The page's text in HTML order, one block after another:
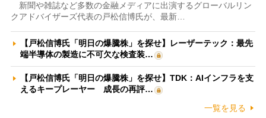
新聞や雑誌など多数の金融メディアに出演するグローバルリン
クアドバイザーズ代表の戸松信博氏が、最新…
【戸松信博氏「明日の爆騰株」を探せ】レーザーテック：最先
端半導体の製造に不可欠な検査装…
【戸松信博氏「明日の爆騰株」を探せ】TDK：AIインフラを支
えるキープレーヤー 成長の再評…
一覧を見る